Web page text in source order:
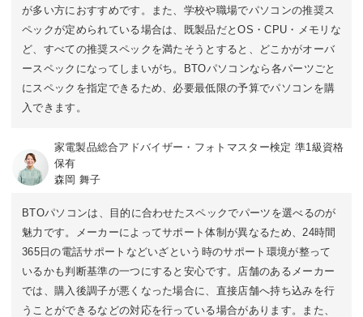
が多い方におすすめです。また、学校や職場でパソコンの推奨ス
ペックが定められている場合は、既製品だとOS・CPU・メモリな
ど、すべての推奨スペックを満たそうとすると、どこかがオーバ
ースペックになってしまいがち。BTOパソコンなら各パーツごと
にスペックを指定できるため、必要最低限の予算でパソコンを購
入できます。
家電製品総合アドバイザー・フォトマスター検定 準1級資格
保有
森岡 舞子
BTOパソコンは、目的に合わせたスペックでパーツを選べるのが
魅力です。メーカーによってサポート体制が異なるため、24時間
365日の電話サポートなどいざという時のサポート環境が整って
いるかも判断基準の一つにすると安心です。店舗のあるメーカー
では、購入後調子が悪くなった場合に、直接店舗へ持ち込みを行
うことができるなどの対応を行っている場合があります。また、